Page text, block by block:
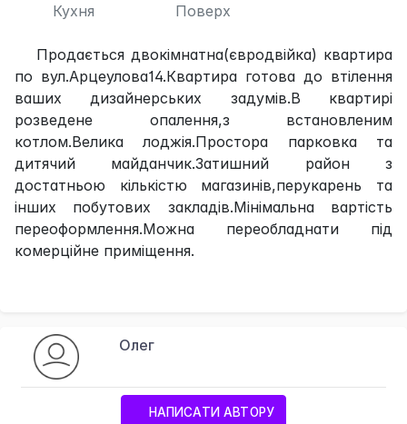
Кухня Поверх
Продається двокімнатна(євродвійка) квартира
по вул.Арцеулова14.Квартира готова до втілення
ваших дизайнерських задумів.В квартирі
розведене опалення,з встановленим
котлом.Велика лоджія.Простора парковка та
дитячий майданчик.Затишний район з
достатньою кількістю магазинів,перукарень та
інших побутових закладів.Мінімальна вартість
переоформлення.Можна переобладнати під
комерційне приміщення.
Олег
НАПИСАТИ АВТОРУ